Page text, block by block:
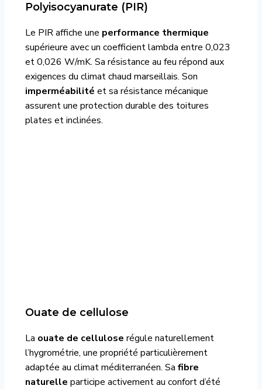
Polyisocyanurate (PIR)
Le PIR affiche une performance thermique
supérieure avec un coefficient lambda entre 0,023
et 0,026 W/mK. Sa résistance au feu répond aux
exigences du climat chaud marseillais. Son
imperméabilité et sa résistance mécanique
assurent une protection durable des toitures
plates et inclinées.
Ouate de cellulose
La ouate de cellulose régule naturellement
l’hygrométrie, une propriété particulièrement
adaptée au climat méditerranéen. Sa fibre
naturelle participe activement au confort d’été